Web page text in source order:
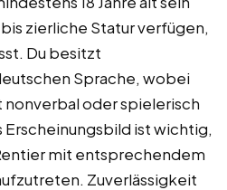
zierliche Statur verfügen,
Du besitzt
Sprache, wobei
oder spielerisch
ist wichtig,
mit entsprechendem
Zuverlässigkeit